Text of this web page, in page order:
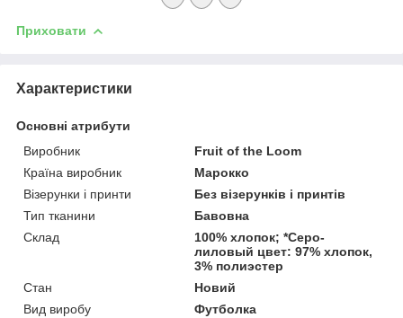
Приховати
Характеристики
Основні атрибути
Виробник
Fruit of the Loom
Країна виробник
Марокко
Візерунки і принти
Без візерунків і принтів
Тип тканини
Бавовна
Склад
100% хлопок; *Серо-
лиловый цвет: 97% хлопок,
3% полиэстер
Стан
Новий
Вид виробу
Футболка